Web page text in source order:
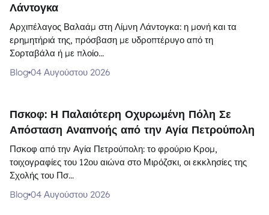
Λάντογκα
Αρχιπέλαγος Βαλαάμ στη Λίμνη Λάντογκα: η μονή και τα
ερημητήριά της, πρόσβαση με υδροπτέρυγο από τη
Σορταβάλα ή με πλοίο...
Blog 04 Αυγούστου 2026
Πσκοφ: Η Παλαιότερη Οχυρωμένη Πόλη Σε
Απόσταση Αναπνοής από την Αγία Πετρούπολη
Πσκοφ από την Αγία Πετρούπολη: το φρούριο Κρομ,
τοιχογραφίες του 12ου αιώνα στο Μιρόζσκι, οι εκκλησίες της
Σχολής του Πσ...
Blog 04 Αυγούστου 2026